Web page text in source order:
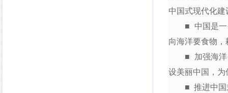
中国式现代化
■ 中国是一个
向海洋要食物，
■ 加强海洋生
设美丽中国，
■ 推进中国式